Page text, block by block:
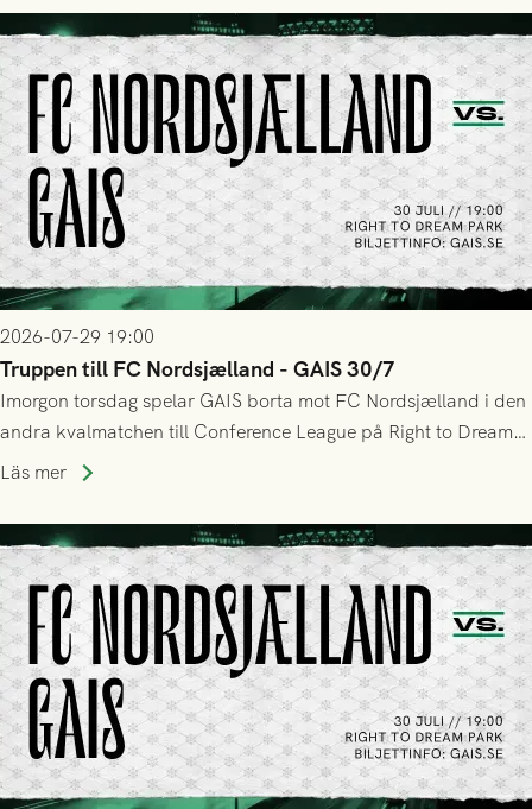
tennissiffror och det grönsvarta europaäventyret tog slut.
2026-07-29 19:00
Truppen till FC Nordsjælland - GAIS 30/7
Imorgon torsdag spelar GAIS borta mot FC Nordsjælland i den
andra kvalmatchen till Conference League på Right to Dream
Park! Fredrik Holmberg och ledarstaben har tagit ut följande
Läs mer